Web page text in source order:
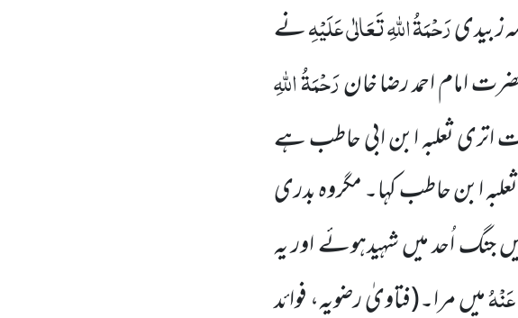
زبیدیرَحْمَۃُ اللہِ تَعَالٰی عَلَیْہِنے
امام احمد رضا خانرَحْمَۃُ اللہِ
ثعلبہ ابن ابی حاطب ہے
ابن حاطب کہا۔ مگروہ بدری
جنگ اُحد میں شہیدہوئے اور یہ
میں مرا۔(فتاویٰ رضویہ، فوائد